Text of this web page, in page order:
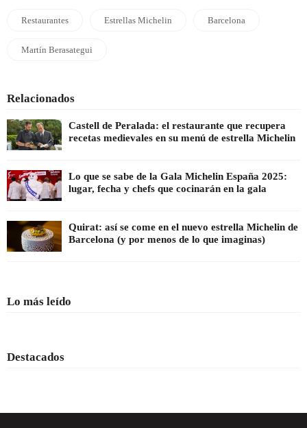
Restaurantes Estrellas Michelin Barcelona
Martín Berasategui
Relacionados
Castell de Peralada: el restaurante que recupera
recetas medievales en su menú de estrella Michelin
Lo que se sabe de la Gala Michelin España 2025:
lugar, fecha y chefs que cocinarán en la gala
Quirat: así se come en el nuevo estrella Michelin de
Barcelona (y por menos de lo que imaginas)
Lo más leído
Destacados